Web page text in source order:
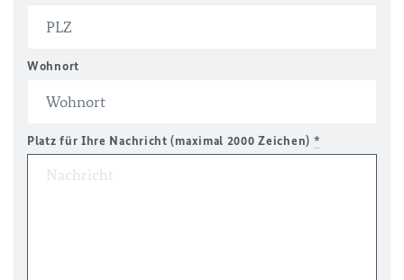
Wohnort
Platz für Ihre Nachricht (maximal 2000 Zeichen) *